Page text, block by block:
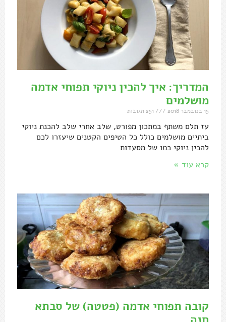
המדריך: איך להכין ניוקי תפוחי אדמה
מושלמים
15 בנובמבר 2018
עז תלם משתף במתכון מפורט, שלב אחרי שלב להכנת ניוקי
ביתיים מושלמים כולל כל הטיפים הקטנים שיעזרו לכם
להכין ניוקי כמו של מסעדות
קרא עוד »
קובה תפוחי אדמה (פטטה) של סבתא